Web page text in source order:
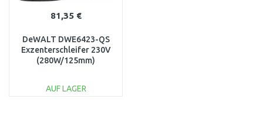
81,35 €
DeWALT DWE6423-QS
Exzenterschleifer 230V
(280W/125mm)
AUF LAGER